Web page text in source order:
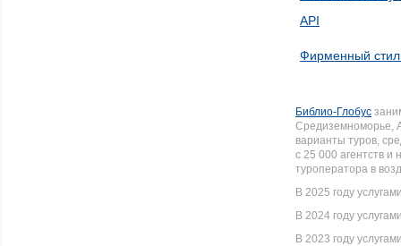
API
Фирменный
Библио-Глобус
Средиземноморье,
варианты туров,
с 25 000 агентств
туроператора в
В 2025 году
В 2024 году
В 2023 году